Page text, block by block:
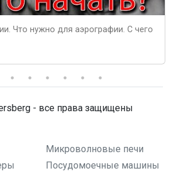
Что нужно для аэрографии. С чего
- все права защищены
Микроволновые печи
Посудомоечные машины